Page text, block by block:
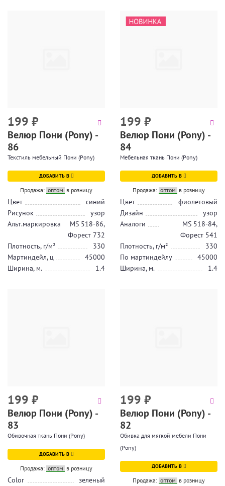
199 ₽
Велюр Пони (Pony) -
86
Текстиль мебельный Пони (Pony)
ДОБАВИТЬ В
Продажа: оптом в розницу
Цвет
синий
Рисунок
узор
Альт.маркировка
MS 518-86,
Форест 732
Плотность, г/м²
330
Мартиндейл, ц
45000
Ширина, м.
1.4
199 ₽
Велюр Пони (Pony) -
84
Мебельная ткань Пони (Pony)
ДОБАВИТЬ В
Продажа: оптом в розницу
Цвет
фиолетовый
Дизайн
узор
Аналоги
MS 518-84,
Форест 541
Плотность, г/м²
330
По мартиндейлу
45000
Ширина, м.
1.4
199 ₽
Велюр Пони (Pony) -
83
Обивочная ткань Пони (Pony)
ДОБАВИТЬ В
Продажа: оптом в розницу
Color
зеленый
199 ₽
Велюр Пони (Pony) -
82
Обивка для мягкой мебели Пони
(Pony)
ДОБАВИТЬ В
Продажа: оптом в розницу